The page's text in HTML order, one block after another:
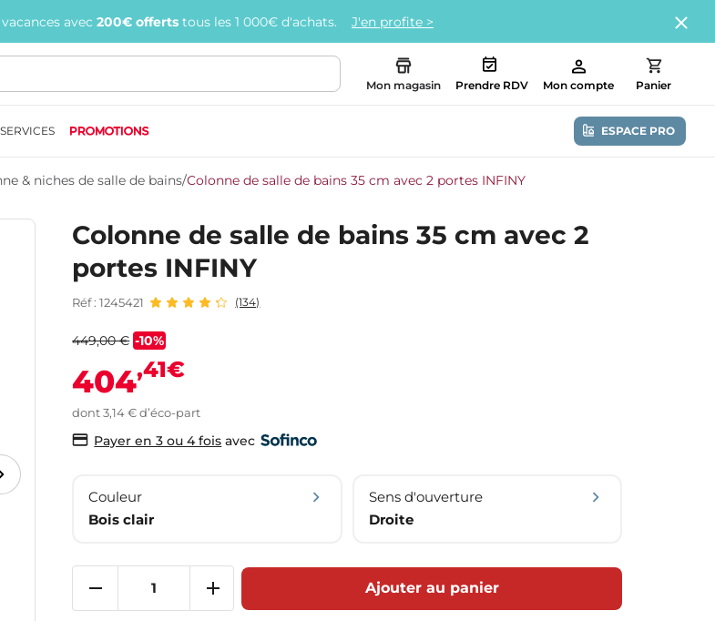
avec 200€ offerts tous les 1 000€ d'achats. J'en profite >
Mon magasin Prendre RDV Mon compte Panier
PROMOTIONS ESPACE PRO
& niches de salle de bains/Colonne de salle de bains 35 cm avec 2 portes INFINY
Colonne de salle de bains 35 cm avec 2
portes INFINY
Réf : 1245421 (134)
449,00 € -10%
404,41€
dont 3,14 € d’éco-part
Payer en 3 ou 4 fois avec
Couleur
Bois clair
Sens d'ouverture
Droite
Ajouter au panier